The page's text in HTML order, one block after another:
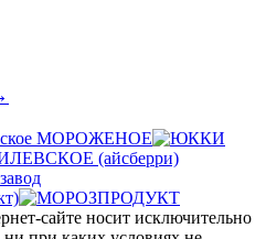
сайте носит исключительно